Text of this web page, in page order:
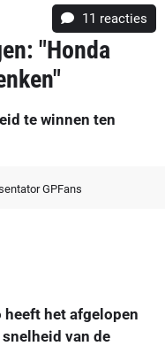
11 reacties
"Honda
te winnen ten
GPFans
het afgelopen
van de